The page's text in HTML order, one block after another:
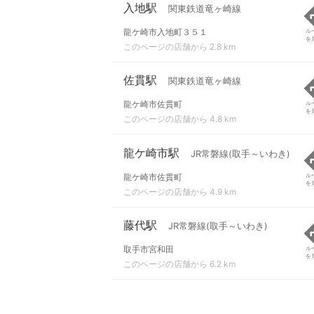
入地駅 関東鉄道竜ヶ崎線
龍ケ崎市入地町３５１
このページの店舗から 2.8 km
ル
を
佐貫駅 関東鉄道竜ヶ崎線
龍ケ崎市佐貫町
このページの店舗から 4.8 km
ル
を
龍ケ崎市駅 JR常磐線(取手～いわき)
龍ケ崎市佐貫町
このページの店舗から 4.9 km
ル
を
藤代駅 JR常磐線(取手～いわき)
取手市宮和田
このページの店舗から 6.2 km
ル
を